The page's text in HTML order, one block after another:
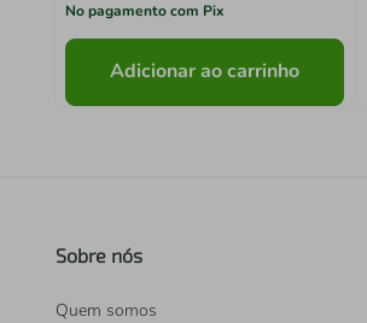
No pagamento com Pix
Adicionar ao carrinho
Sobre nós
Quem somos